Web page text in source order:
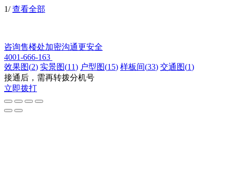
1/ 查看全部
咨询售楼处加密沟通更安全
4001-666-163
效果图(2) 实景图(11) 户型图(15) 样板间(33) 交通图(1)
接通后，需再转拨分机号
立即拨打